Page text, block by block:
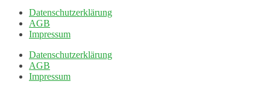
Datenschutzerklärung
AGB
Impressum
Datenschutzerklärung
AGB
Impressum